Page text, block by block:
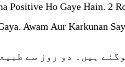
Positive Ho Gaye Hain. 2
Awam Aur Karkunan
ہیں۔ دو روز سے